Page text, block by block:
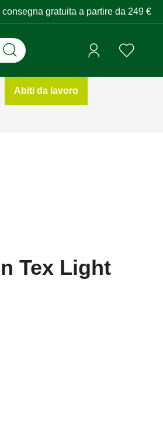
gratuita a partire da 249 €
Abiti da lavoro
Tex Light